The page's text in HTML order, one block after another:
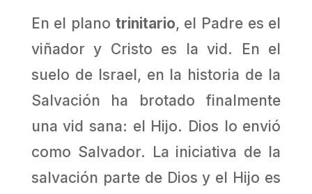
En el plano trinitario, el Padre es el
viñador y Cristo es la vid. En el
suelo de Israel, en la historia de la
Salvación ha brotado finalmente
una vid sana: el Hijo. Dios lo envió
como Salvador. La iniciativa de la
salvación parte de Dios y el Hijo es